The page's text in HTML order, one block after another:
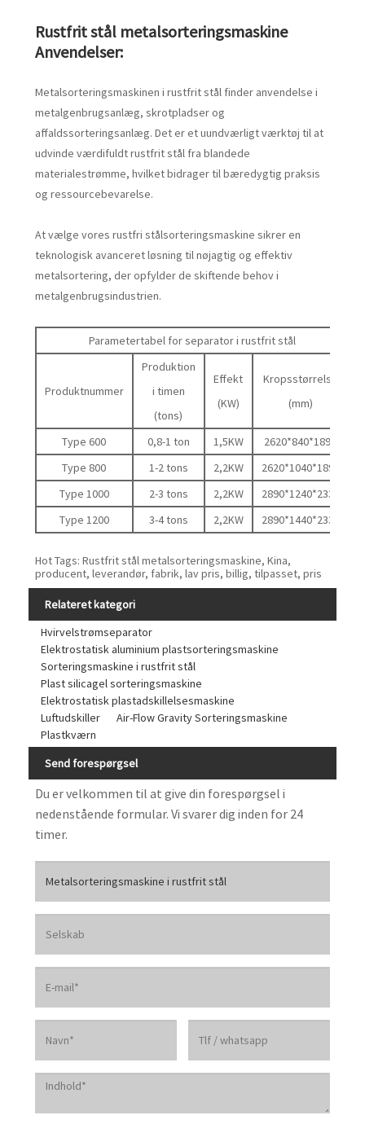
Rustfrit stål metalsorteringsmaskine
Anvendelser:
Metalsorteringsmaskinen i rustfrit stål finder anvendelse i
metalgenbrugsanlæg, skrotpladser og
affaldssorteringsanlæg. Det er et uundværligt værktøj til at
udvinde værdifuldt rustfrit stål fra blandede
materialestrømme, hvilket bidrager til bæredygtig praksis
og ressourcebevarelse.
At vælge vores rustfri stålsorteringsmaskine sikrer en
teknologisk avanceret løsning til nøjagtig og effektiv
metalsortering, der opfylder de skiftende behov i
metalgenbrugsindustrien.
Parametertabel for separator i rustfrit stål
Produktnummer
Produktion
i timen
(tons)
Effekt
(KW)
Kropsstørrelse
(mm)
Type 600 0,8-1 ton 1,5KW
2620*840*1890
Type 800
1-2 tons 2,2KW
2620*1040*1890
Type 1000
2-3 tons 2,2KW
2890*1240*2335
Type 1200
3-4 tons 2,2KW 2890*1440*2335
Hot Tags: Rustfrit stål metalsorteringsmaskine, Kina,
producent, leverandør, fabrik, lav pris, billig, tilpasset, pris
Relateret kategori
Hvirvelstrømseparator
Elektrostatisk aluminium plastsorteringsmaskine
Sorteringsmaskine i rustfrit stål
Plast silicagel sorteringsmaskine
Elektrostatisk plastadskillelsesmaskine
Luftudskiller
Air-Flow Gravity Sorteringsmaskine
Plastkværn
Send forespørgsel
Du er velkommen til at give din forespørgsel i
nedenstående formular. Vi svarer dig inden for 24
timer.